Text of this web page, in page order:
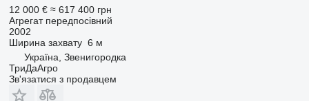
12 000 € ≈ 617 400 грн
Агрегат передпосівний
2002
Ширина захвату 6 м
Україна, Звенигородка
ТриДаАгро
Зв'язатися з продавцем